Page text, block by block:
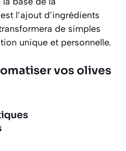
l’ajout d’ingrédients
de simples
unique et personnelle.
vos olives